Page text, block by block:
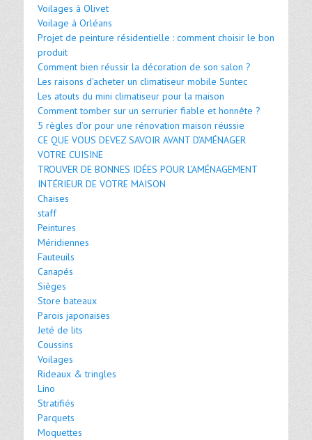
Voilages à Olivet
Voilage à Orléans
Projet de peinture résidentielle : comment choisir le bon
produit
Comment bien réussir la décoration de son salon ?
Les raisons d'acheter un climatiseur mobile Suntec
Les atouts du mini climatiseur pour la maison
Comment tomber sur un serrurier fiable et honnête ?
5 règles d’or pour une rénovation maison réussie
CE QUE VOUS DEVEZ SAVOIR AVANT D’AMÉNAGER
VOTRE CUISINE
TROUVER DE BONNES IDÉES POUR L’AMÉNAGEMENT
INTÉRIEUR DE VOTRE MAISON
Chaises
staff
Peintures
Méridiennes
Fauteuils
Canapés
Sièges
Store bateaux
Parois japonaises
Jeté de lits
Coussins
Voilages
Rideaux & tringles
Lino
Stratifiés
Parquets
Moquettes